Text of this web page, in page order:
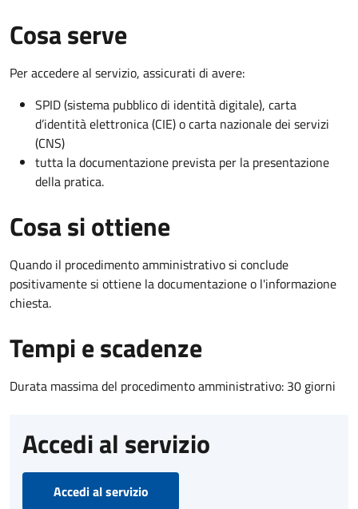
Cosa serve
Per accedere al servizio, assicurati di avere:
SPID (sistema pubblico di identità digitale), carta
d’identità elettronica (CIE) o carta nazionale dei servizi
(CNS)
tutta la documentazione prevista per la presentazione
della pratica.
Cosa si ottiene
Quando il procedimento amministrativo si conclude
positivamente si ottiene la documentazione o l'informazione
chiesta.
Tempi e scadenze
Durata massima del procedimento amministrativo: 30 giorni
Accedi al servizio
Accedi al servizio